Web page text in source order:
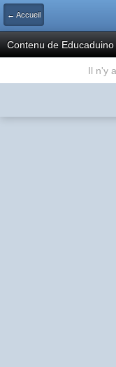
← Accueil
Contenu de Educaduino
Il n'y